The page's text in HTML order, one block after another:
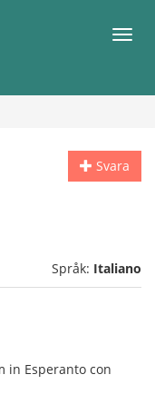
Meny
Svara
Språk: Italiano
in Esperanto con